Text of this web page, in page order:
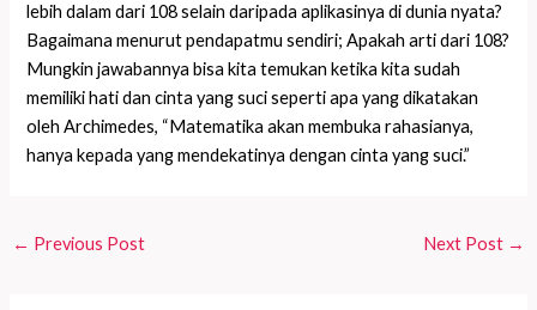
lebih dalam dari 108 selain daripada aplikasinya di dunia nyata?
Bagaimana menurut pendapatmu sendiri; Apakah arti dari 108?
Mungkin jawabannya bisa kita temukan ketika kita sudah
memiliki hati dan cinta yang suci seperti apa yang dikatakan
oleh Archimedes, “Matematika akan membuka rahasianya,
hanya kepada yang mendekatinya dengan cinta yang suci.”
← Previous Post Next Post →